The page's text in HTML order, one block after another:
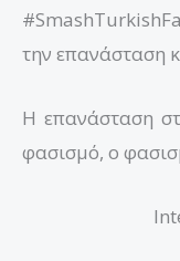
την επανάσταση
Η επανάσταση
φασισμό, ο